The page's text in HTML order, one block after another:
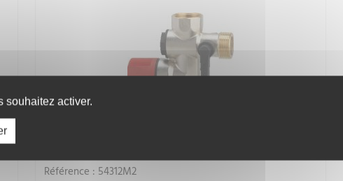
Référence : 54312M2
souhaitez activer.